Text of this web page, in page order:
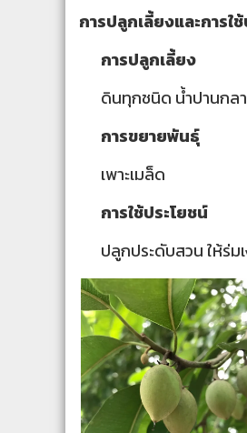
การปลูกเลี้ยงและการใ
การปลูกเลี้ยง
ดินทุกชนิด น้ำปานกล
การขยายพันธุ์
เพาะเมล็ด
การใช้ประโยชน์
ปลูกประดับสวน ให้ร่ม